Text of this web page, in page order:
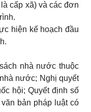
cấp xã) và các đơn
hiện kế hoạch đầu
nhà nước thuộc
nước; Nghị quyết
hội; Quyết định số
bản pháp luật có